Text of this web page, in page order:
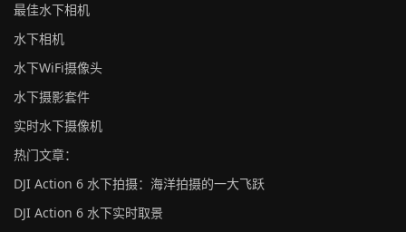
最佳水下相机
水下相机
水下WiFi摄像头
水下摄影套件
实时水下摄像机
热门文章：
DJI Action 6 水下拍摄：海洋拍摄的一大飞跃
DJI Action 6 水下实时取景